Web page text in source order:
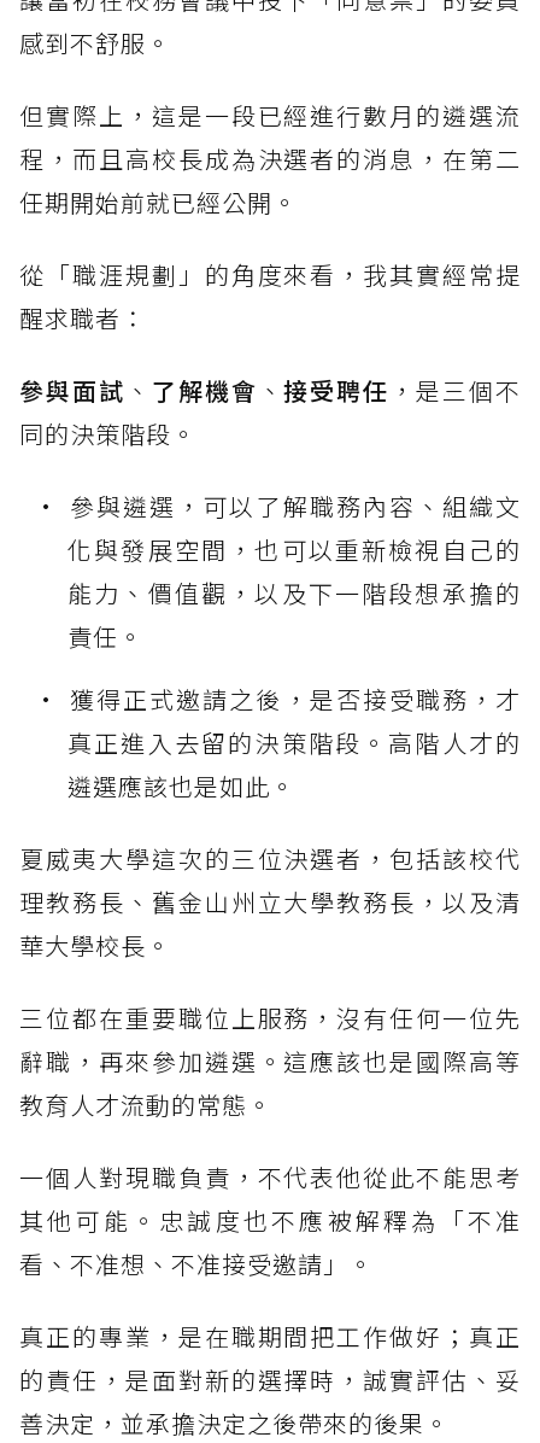
感到不舒服。
但實際上，這是一段已經進行數月的遴選流
程，而且高校長成為決選者的消息，在第二
任期開始前就已經公開。
從「職涯規劃」的角度來看，我其實經常提
醒求職者：
參與面試 、 了解機會 、接受聘任 ，是三個不
同的決策階段。
參與遴選，可以了解職務內容、組織文
化與發展空間，也可以重新檢視自己的
能力、價值觀，以及下一階段想承擔的
責任。
獲得正式邀請之後，是否接受職務，才
真正進入去留的決策階段。高階人才的
遴選應該也是如此。
夏威夷大學這次的三位決選者，包括該校代
理教務長、舊金山州立大學教務長，以及清
華大學校長。
三位都在重要職位上服務，沒有任何一位先
辭職，再來參加遴選。這應該也是國際高等
教育人才流動的常態。
一個人對現職負責，不代表他從此不能思考
其他可能。忠誠度也不應被解釋為「不准
看、不准想、不准接受邀請」。
真正的專業，是在職期間把工作做好；真正
的責任，是面對新的選擇時，誠實評估、妥
善決定，並承擔決定之後帶來的後果。